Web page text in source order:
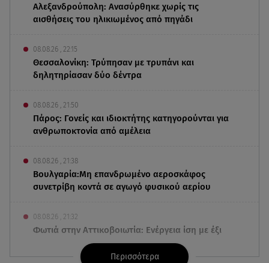
Αλεξανδρούπολη: Ανασύρθηκε χωρίς τις
αισθήσεις του ηλικιωμένος από πηγάδι
08.08.26 , 22:15
Θεσσαλονίκη: Τρύπησαν με τρυπάνι και
δηλητηρίασαν δύο δέντρα
08.08.26 , 21:50
Πάρος: Γονείς και ιδιοκτήτης κατηγορούνται για
ανθρωποκτονία από αμέλεια
08.08.26 , 21:38
Βουλγαρία:Μη επανδρωμένο αεροσκάφος
συνετρίβη κοντά σε αγωγό φυσικού αερίου
08.08.26 , 21:32
Φωτιά στην Αττικοβοιωτία: Ενέργεια ίση με έξι
ατομικές βόμβες
Περισσότερα